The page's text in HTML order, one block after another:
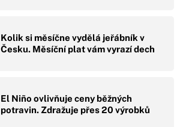
Kolik si měsíčne vydělá jeřábník v
Česku. Měsíční plat vám vyrazí dech
El Niño ovlivňuje ceny běžných
potravin. Zdražuje přes 20 výrobků